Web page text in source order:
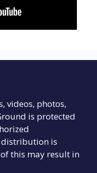
videos, photos,
is protected
is
this may result in